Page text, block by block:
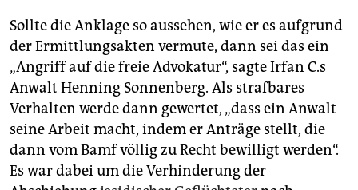
Sollte die Anklage so aussehen, wie er es aufgrund
der Ermittlungsakten vermute, dann sei das ein
„Angriff auf die freie Advokatur“, sagte Irfan C.s
Anwalt Henning Sonnenberg. Als strafbares
Verhalten werde dann gewertet, „dass ein Anwalt
seine Arbeit macht, indem er Anträge stellt, die
dann vom Bamf völlig zu Recht bewilligt werden“.
Es war dabei um die Verhinderung der